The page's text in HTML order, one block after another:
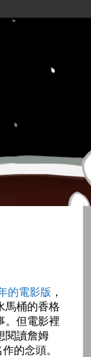
的電影版 ，
馬桶的香格
。但電影裡
閱讀詹姆
的念頭。